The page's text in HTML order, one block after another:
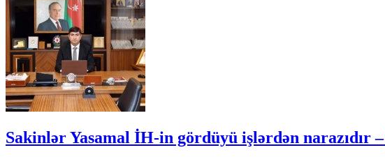
Sakinlər Yasamal İH-in gördüyü işlərdən narazıdır –